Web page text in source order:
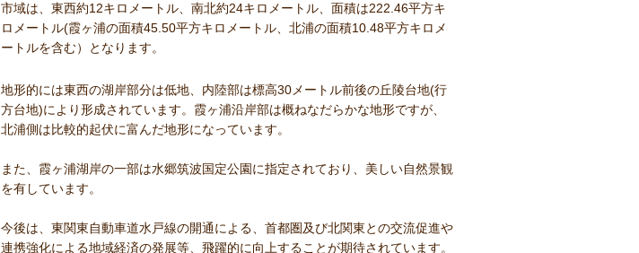
市域は、東西約12キロメートル、南北約24キロメートル、面積は222.46平方キ
ロメートル(霞ヶ浦の面積45.50平方キロメートル、北浦の面積10.48平方キロメ
ートルを含む）となります。
地形的には東西の湖岸部分は低地、内陸部は標高30メートル前後の丘陵台地(行
方台地)により形成されています。霞ヶ浦沿岸部は概ねなだらかな地形ですが、
北浦側は比較的起伏に富んだ地形になっています。
また、霞ヶ浦湖岸の一部は水郷筑波国定公園に指定されており、美しい自然景観
を有しています。
今後は、東関東自動車道水戸線の開通による、首都圏及び北関東との交流促進や
連携強化による地域経済の発展等、飛躍的に向上することが期待されています。